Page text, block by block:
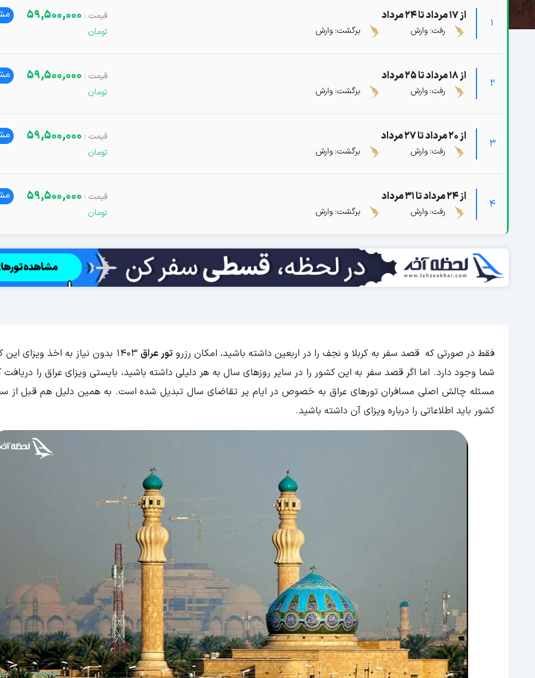
1
از 17 مرداد تا 24 مرداد
رفت: وارش برگشت: وارش
59,500,000
2
از 18 مرداد تا 25 مرداد
رفت: وارش برگشت: وارش
59,500,000
3
از 20 مرداد تا 27 مرداد
رفت: وارش برگشت: وارش
59,500,000
4
از 24 مرداد تا 31 مرداد
رفت: وارش برگشت: وارش
59,500,000
فقط در صورتی که قصد سفر به کربلا و نجف را در اربعین داشته باشید، امکان رزروتور عراق
1403 بدون نیاز به اخذ ویزای
شما وجود دارد. اما اگر قصد سفر به این کشور را در سایر روزهای سال به هر دلیلی داشته باشید، بایستی ویزای عراق را دریافت
مسئله چالش اصلی مسافران تورهای عراق به خصوص در ایام پر تقاضای سال تبدیل شده است. به همین دلیل هم قبل از
کشور باید اطلاعاتی را درباره ویزای آن داشته باشید.